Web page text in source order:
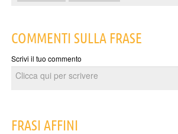
COMMENTI SULLA FRASE
Scrivi il tuo commento
FRASI AFFINI